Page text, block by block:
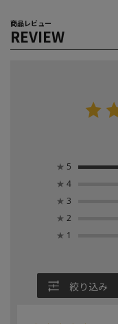
商品レビュー
REVIEW
★ 5
★ 4
★ 3
★ 2
★ 1
絞り込み